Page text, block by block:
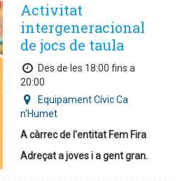
Activitat
intergeneracional
de jocs de taula
Des de les 18:00 fins a
20:00
Equipament Cívic Ca
n'Humet
A càrrec de l'entitat Fem Fira
Adreçat a joves i a gent gran.